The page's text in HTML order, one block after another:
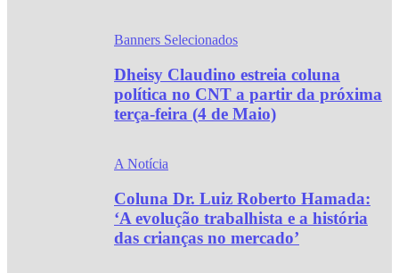
Banners Selecionados
Dheisy Claudino estreia coluna
política no CNT a partir da próxima
terça-feira (4 de Maio)
A Notícia
Coluna Dr. Luiz Roberto Hamada:
‘A evolução trabalhista e a história
das crianças no mercado’